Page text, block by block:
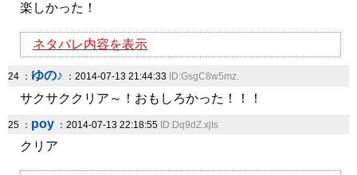
楽しかった！
ネタバレ内容を表示
24 ： ゆの♪ ：2014-07-13 21:44:33 ID:GsgC8w5mz.
サクサククリア～！おもしろかった！！！
25 ： poy ：2014-07-13 22:18:55 ID:Dq9dZ.xjIs
クリア